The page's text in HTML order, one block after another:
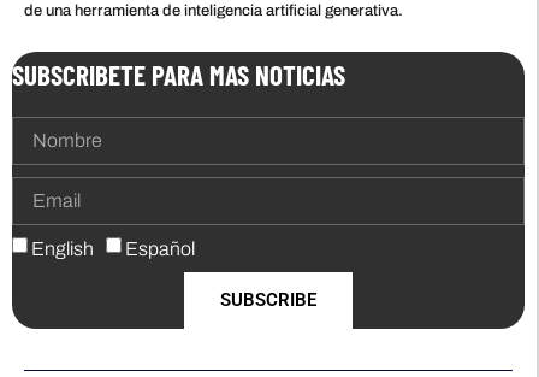
de una herramienta de inteligencia artificial generativa.
SUBSCRIBETE PARA MAS NOTICIAS
English Español
SUBSCRIBE